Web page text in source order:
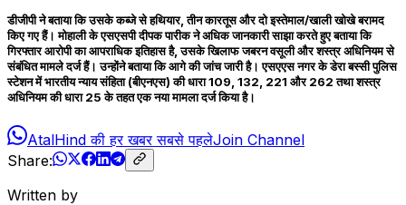
डीजीपी ने बताया कि उसके कब्जे से हथियार, तीन कारतूस और दो इस्तेमाल/खाली खोखे बरामद
किए गए हैं। मोहाली के एसएसपी दीपक पारीक ने अधिक जानकारी साझा करते हुए बताया कि
गिरफ्तार आरोपी का आपराधिक इतिहास है, उसके खिलाफ जबरन वसूली और शस्त्र अधिनियम से
संबंधित मामले दर्ज हैं। उन्होंने बताया कि आगे की जांच जारी है। एसएएस नगर के डेरा बस्सी पुलिस
स्टेशन में भारतीय न्याय संहिता (बीएनएस) की धारा 109, 132, 221 और 262 तथा शस्त्र
अधिनियम की धारा 25 के तहत एक नया मामला दर्ज किया है।
AtalHind की हर खबर सबसे पहलेJoin Channel
Share:
Written by